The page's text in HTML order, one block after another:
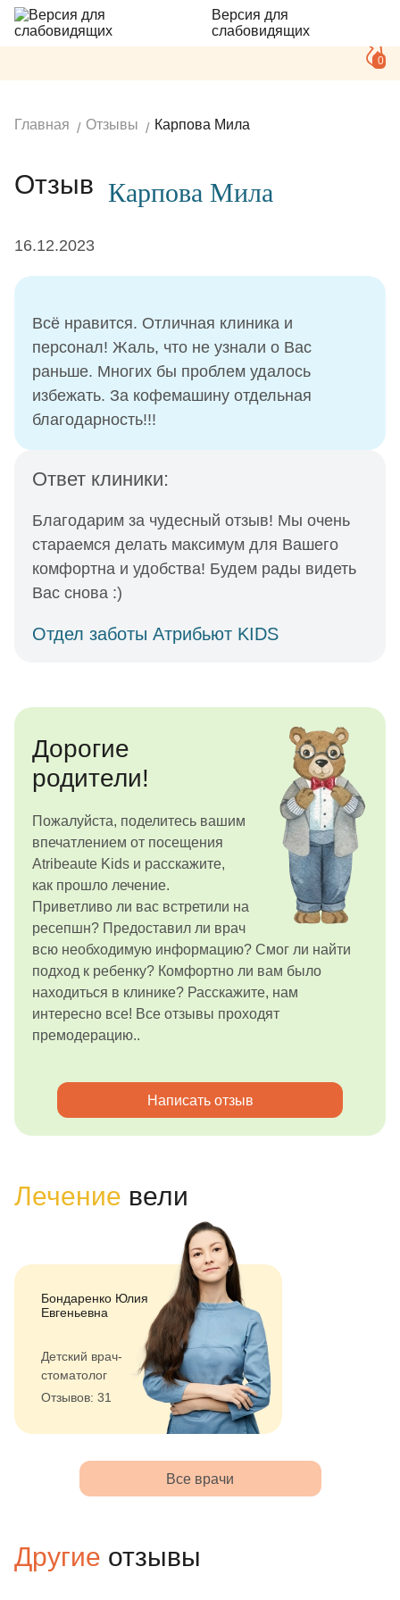
Версия для
слабовидящих
0
Главная Отзывы Карпова Мила
Отзыв Карпова Мила
16.12.2023
Всё нравится. Отличная клиника и
персонал! Жаль, что не узнали о Вас
раньше. Многих бы проблем удалось
избежать. За кофемашину отдельная
благодарность!!!
Ответ клиники:
Благодарим за чудесный отзыв! Мы очень
стараемся делать максимум для Вашего
комфортна и удобства! Будем рады видеть
Вас снова :)
Отдел заботы Атрибьют KIDS
Дорогие
родители!
Пожалуйста, поделитесь вашим
впечатлением от посещения
Atribeaute Kids и расскажите,
как прошло лечение.
Приветливо ли вас встретили на
ресепшн? Предоставил ли врач
всю необходимую информацию? Смог ли найти
подход к ребенку? Комфортно ли вам было
находиться в клинике? Расскажите, нам
интересно все! Все отзывы проходят
премодерацию..
Написать отзыв
Лечение вели
Бондаренко Юлия
Евгеньевна
Детский врач-
стоматолог
Отзывов: 31
Все врачи
Другие отзывы